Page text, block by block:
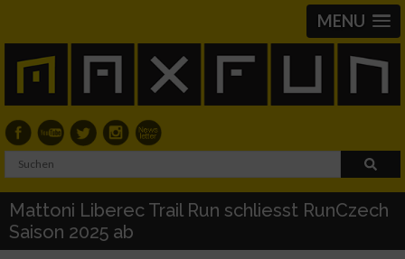
MENU
Mattoni Liberec Trail Run schliesst RunCzech
Saison 2025 ab